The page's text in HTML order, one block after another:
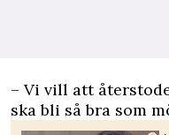
– Vi vill att
ska bli så bra som